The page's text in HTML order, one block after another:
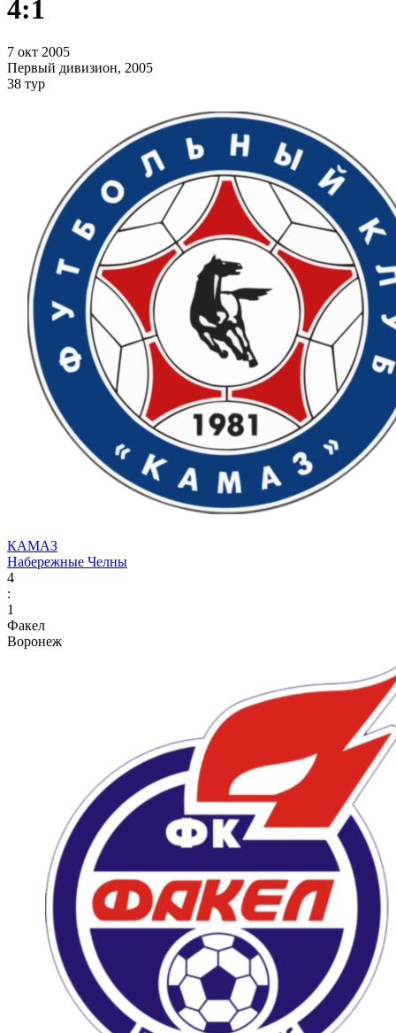
4:1
7 окт 2005
Первый дивизион, 2005
38 тур
КАМАЗ
Набережные Челны
4
:
1
Факел
Воронеж